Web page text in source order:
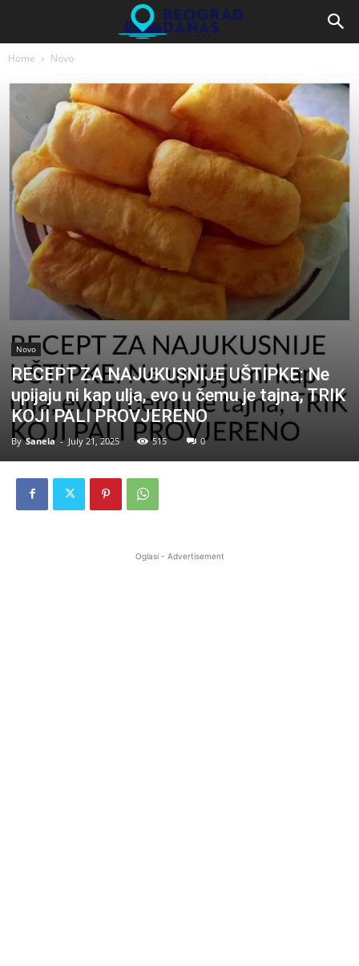
Home Novo
Novo
RECEPT ZA NAJUKUSNIJE UŠTIPKE: Ne
upijaju ni kap ulja, evo u čemu je tajna, TRIK
KOJI PALI PROVJERENO
By Sanela - July 21, 2025 515 0
Oglasi - Advertisement